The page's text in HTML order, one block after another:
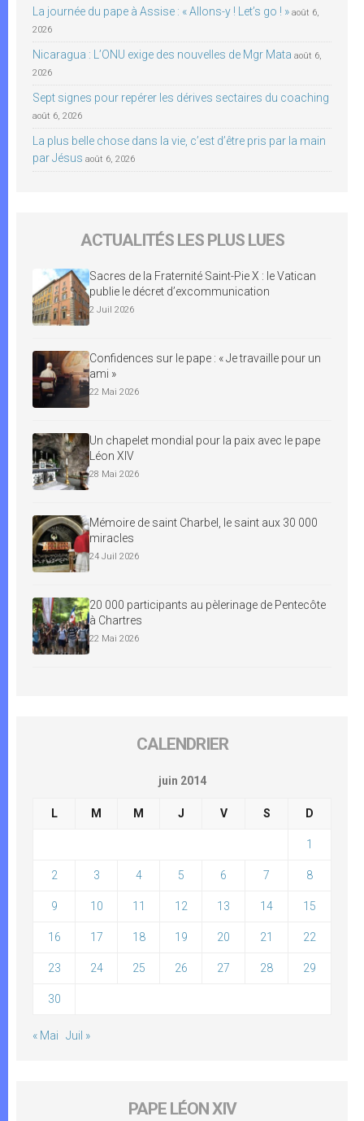
La journée du pape à Assise : « Allons-y ! Let’s go ! » août 6,
2026
Nicaragua : L’ONU exige des nouvelles de Mgr Mata août 6,
2026
Sept signes pour repérer les dérives sectaires du coaching
août 6, 2026
La plus belle chose dans la vie, c’est d’être pris par la main
par Jésus août 6, 2026
ACTUALITÉS LES PLUS LUES
Sacres de la Fraternité Saint-Pie X : le Vatican
publie le décret d’excommunication
2 Juil 2026
Confidences sur le pape : « Je travaille pour un
ami »
22 Mai 2026
Un chapelet mondial pour la paix avec le pape
Léon XIV
28 Mai 2026
Mémoire de saint Charbel, le saint aux 30 000
miracles
24 Juil 2026
20 000 participants au pèlerinage de Pentecôte
à Chartres
22 Mai 2026
CALENDRIER
juin 2014
L M M J V S D
1
2 3 4 5 6 7 8
9 10 11 12 13 14 15
16 17 18 19 20 21 22
23 24 25 26 27 28 29
30
« Mai Juil »
PAPE LÉON XIV